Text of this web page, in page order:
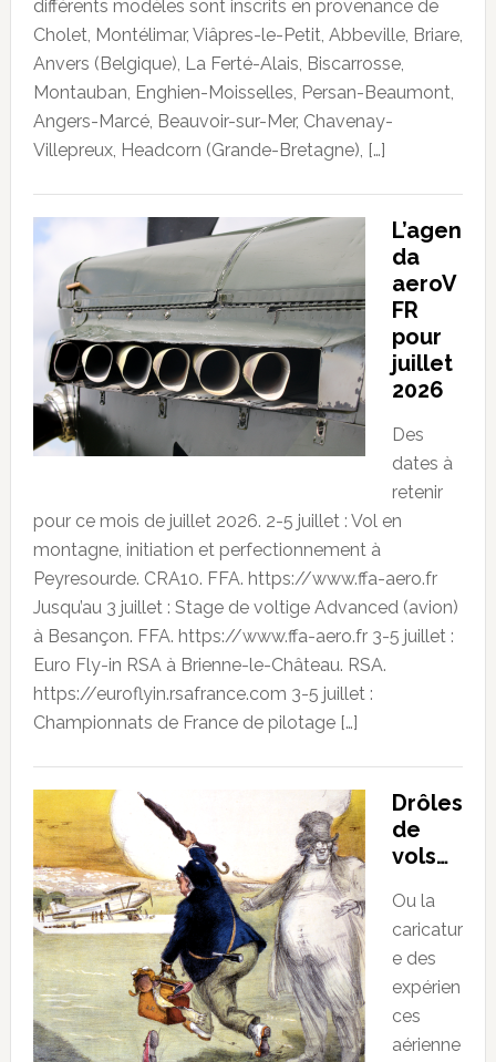
différents modèles sont inscrits en provenance de
Cholet, Montélimar, Viâpres-le-Petit, Abbeville, Briare,
Anvers (Belgique), La Ferté-Alais, Biscarrosse,
Montauban, Enghien-Moisselles, Persan-Beaumont,
Angers-Marcé, Beauvoir-sur-Mer, Chavenay-
Villepreux, Headcorn (Grande-Bretagne), […]
L’agen
da
aeroV
FR
pour
juillet
2026
Des
dates à
retenir
pour ce mois de juillet 2026. 2-5 juillet : Vol en
montagne, initiation et perfectionnement à
Peyresourde. CRA10. FFA. https://www.ffa-aero.fr
Jusqu’au 3 juillet : Stage de voltige Advanced (avion)
à Besançon. FFA. https://www.ffa-aero.fr 3-5 juillet :
Euro Fly-in RSA à Brienne-le-Château. RSA.
https://euroflyin.rsafrance.com 3-5 juillet :
Championnats de France de pilotage […]
Drôles
de
vols…
Ou la
caricatur
e des
expérien
ces
aérienne